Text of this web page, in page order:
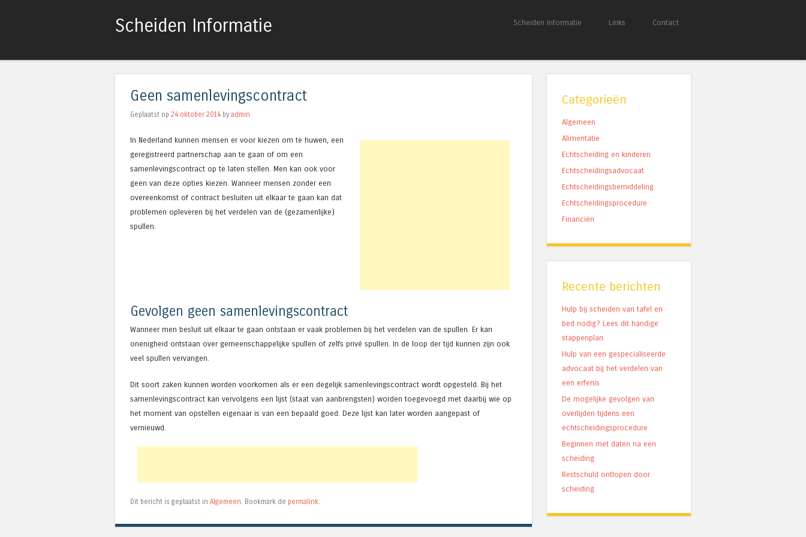
Scheiden Informatie Scheiden Informatie Links Contact
Geen samenlevingscontract
Geplaatst op 24 oktober 2014 by admin
In Nederland kunnen mensen er voor kiezen om te huwen, een
geregistreerd partnerschap aan te gaan of om een
samenlevingscontract op te laten stellen. Men kan ook voor
geen van deze opties kiezen. Wanneer mensen zonder een
overeenkomst of contract besluiten uit elkaar te gaan kan dat
problemen opleveren bij het verdelen van de (gezamenlijke)
spullen.
Gevolgen geen samenlevingscontract
Wanneer men besluit uit elkaar te gaan ontstaan er vaak problemen bij het verdelen van de spullen. Er kan
onenigheid ontstaan over gemeenschappelijke spullen of zelfs privé spullen. In de loop der tijd kunnen zijn ook
veel spullen vervangen.
Dit soort zaken kunnen worden voorkomen als er een degelijk samenlevingscontract wordt opgesteld. Bij het
samenlevingscontract kan vervolgens een lijst (staat van aanbrengsten) worden toegevoegd met daarbij wie op
het moment van opstellen eigenaar is van een bepaald goed. Deze lijst kan later worden aangepast of
vernieuwd.
Dit bericht is geplaatst in Algemeen. Bookmark de permalink.
Categorieën
Algemeen
Alimentatie
Echtscheiding en kinderen
Echtscheidingsadvocaat
Echtscheidingsbemiddeling
Echtscheidingsprocedure
Financiën
Recente berichten
Hulp bij scheiden van tafel en
bed nodig? Lees dit handige
stappenplan
Hulp van een gespecialiseerde
advocaat bij het verdelen van
een erfenis
De mogelijke gevolgen van
overlijden tijdens een
echtscheidingsprocedure
Beginnen met daten na een
scheiding
Restschuld ontlopen door
scheiding